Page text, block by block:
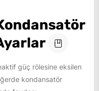
güç rölesine eksilen
kondansatör